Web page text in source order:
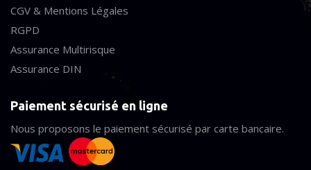
CGV & Mentions Légales
RGPD
Assurance Multirisque
Assurance DIN
Paiement sécurisé en ligne
Nous proposons le paiement sécurisé par carte bancaire.